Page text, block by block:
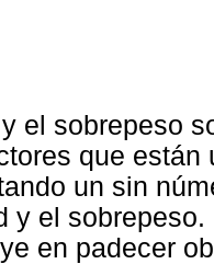
el sobrepeso
que
un sin
y el
en padecer